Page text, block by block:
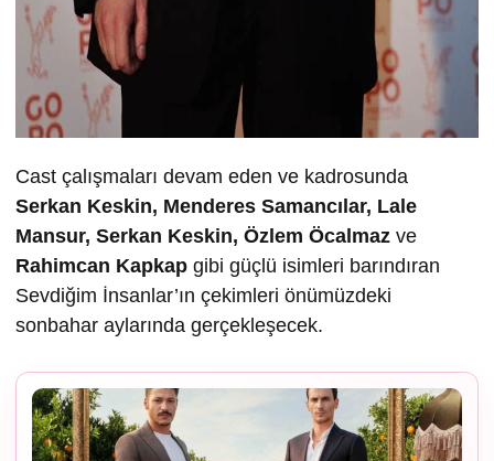
Cast çalışmaları devam eden ve kadrosunda
Serkan Keskin, Menderes Samancılar, Lale
Mansur, Serkan Keskin, Özlem Öcalmaz ve
Rahimcan Kapkap gibi güçlü isimleri barındıran
Sevdiğim İnsanlar’ın çekimleri önümüzdeki
sonbahar aylarında gerçekleşecek.